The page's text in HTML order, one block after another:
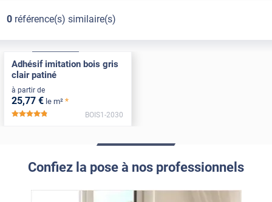
0référence(s) similaire(s)
Adhésif imitation bois gris
clair patiné
à partir de
25,77 € le m² *
*****
BOIS1-2030
Confiez la pose à nos professionnels